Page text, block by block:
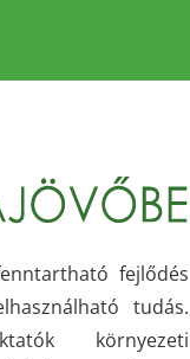
fejlődés
tudás.
környezeti